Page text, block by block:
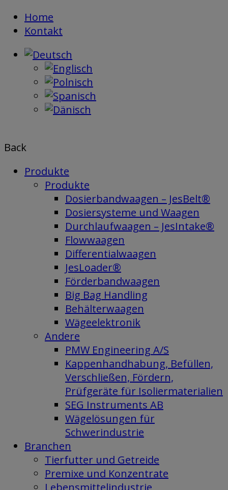
Skip Home
Kontakt
Back
Produkte
Produkte
Dosierbandwaagen – JesBelt®
Dosiersysteme und Waagen
Durchlaufwaagen – JesIntake®
Flowwaagen
Differentialwaagen
JesLoader®
Förderbandwaagen
Big Bag Handling
Behälterwaagen
Wägeelektronik
Andere
PMW Engineering A/S
Kappenhandhabung, Befüllen,
Verschließen, Fördern,
Prüfgeräte für Isoliermaterialien
SEG Instruments AB
Wägelösungen für
Schwerindustrie
Branchen
Tierfutter und Getreide
Premixe und Konzentrate
Lebensmittelindustrie